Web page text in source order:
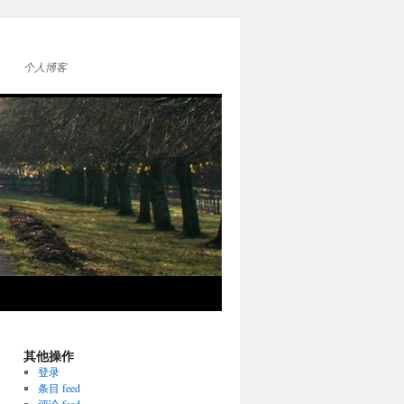
个人博客
其他操作
登录
条目 feed